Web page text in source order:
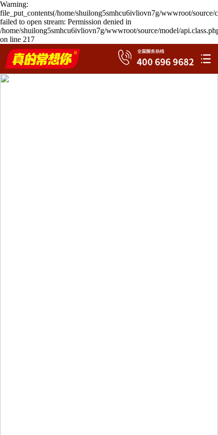
Warning:
file_put_contents(/home/shuilong5smhcu6ivliovn7g/wwwroot/source/
failed to open stream: Permission denied in
/home/shuilong5smhcu6ivliovn7g/wwwroot/source/model/
on line 217